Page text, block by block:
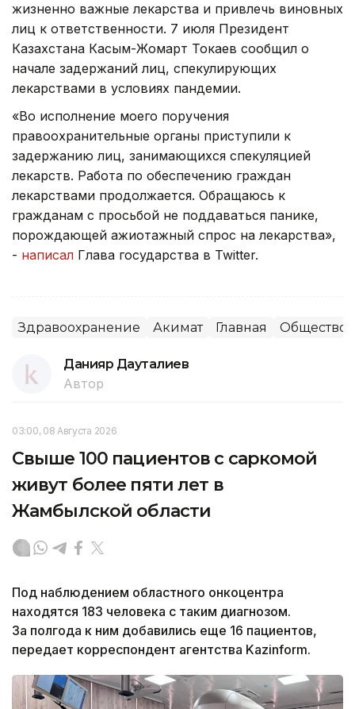
жизненно важные лекарства и привлечь виновных
лиц к ответственности. 7 июля Президент
Казахстана Касым-Жомарт Токаев сообщил о
начале задержаний лиц, спекулирующих
лекарствами в условиях пандемии.
«Во исполнение моего поручения
правоохранительные органы приступили к
задержанию лиц, занимающихся спекуляцией
лекарств. Работа по обеспечению граждан
лекарствами продолжается. Обращаюсь к
гражданам с просьбой не поддаваться панике,
порождающей ажиотажный спрос на лекарства»,
- написал Глава государства в Twitter.
Здравоохранение Акимат Главная Общество
Данияр Дауталиев
Автор
03:00, 08 Августа 2026
Свыше 100 пациентов с саркомой
живут более пяти лет в
Жамбылской области
Под наблюдением областного онкоцентра
находятся 183 человека с таким диагнозом.
За полгода к ним добавились еще 16 пациентов,
передает корреспондент агентства Kazinform.